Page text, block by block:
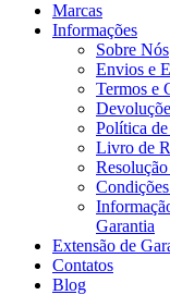
Marcas
Informações
Sobre Nós
Envios e
Termos e
Política
Livro de
Garantia
Extensão de
Contatos
Blog